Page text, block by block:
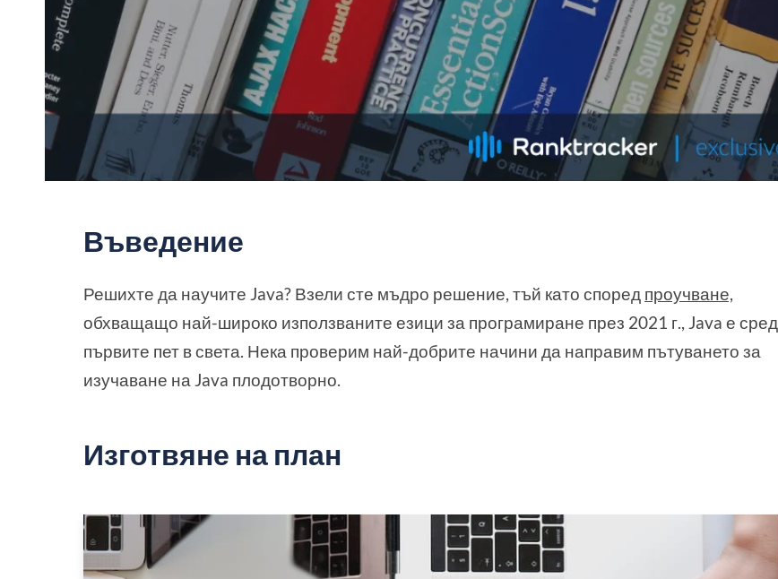
Въведение
Решихте да научите Java? Взели сте мъдро решение, тъй като според проучване,
обхващащо най-широко използваните езици за програмиране през 2021 г., Java е сред
първите пет в света. Нека проверим най-добрите начини да направим пътуването за
изучаване на Java плодотворно.
Изготвяне на план